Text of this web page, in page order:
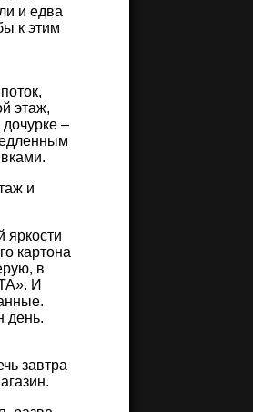
и едва
к этим
этаж,
–
и
яркости
картона
в
И
день.
завтра